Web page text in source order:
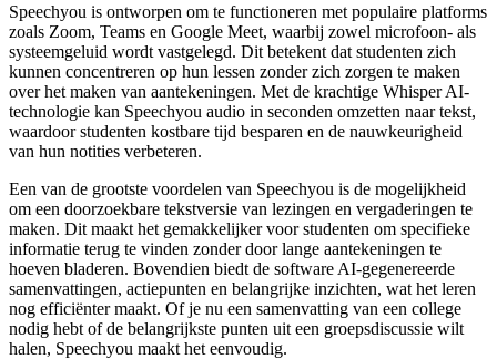
Speechyou is ontworpen om te functioneren met populaire platforms
zoals Zoom, Teams en Google Meet, waarbij zowel microfoon- als
systeemgeluid wordt vastgelegd. Dit betekent dat studenten zich
kunnen concentreren op hun lessen zonder zich zorgen te maken
over het maken van aantekeningen. Met de krachtige Whisper AI-
technologie kan Speechyou audio in seconden omzetten naar tekst,
waardoor studenten kostbare tijd besparen en de nauwkeurigheid
van hun notities verbeteren.
Een van de grootste voordelen van Speechyou is de mogelijkheid
om een doorzoekbare tekstversie van lezingen en vergaderingen te
maken. Dit maakt het gemakkelijker voor studenten om specifieke
informatie terug te vinden zonder door lange aantekeningen te
hoeven bladeren. Bovendien biedt de software AI-gegenereerde
samenvattingen, actiepunten en belangrijke inzichten, wat het leren
nog efficiënter maakt. Of je nu een samenvatting van een college
nodig hebt of de belangrijkste punten uit een groepsdiscussie wilt
halen, Speechyou maakt het eenvoudig.